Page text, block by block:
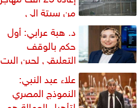
من سبتة إلى
المغرب... وارتفاع حصيلة...
د. هبة عرابي: أول
حكم بالوقف
التعليقي لحين البت
في الطعن على... علاء عبد النبي:
النموذج المصري